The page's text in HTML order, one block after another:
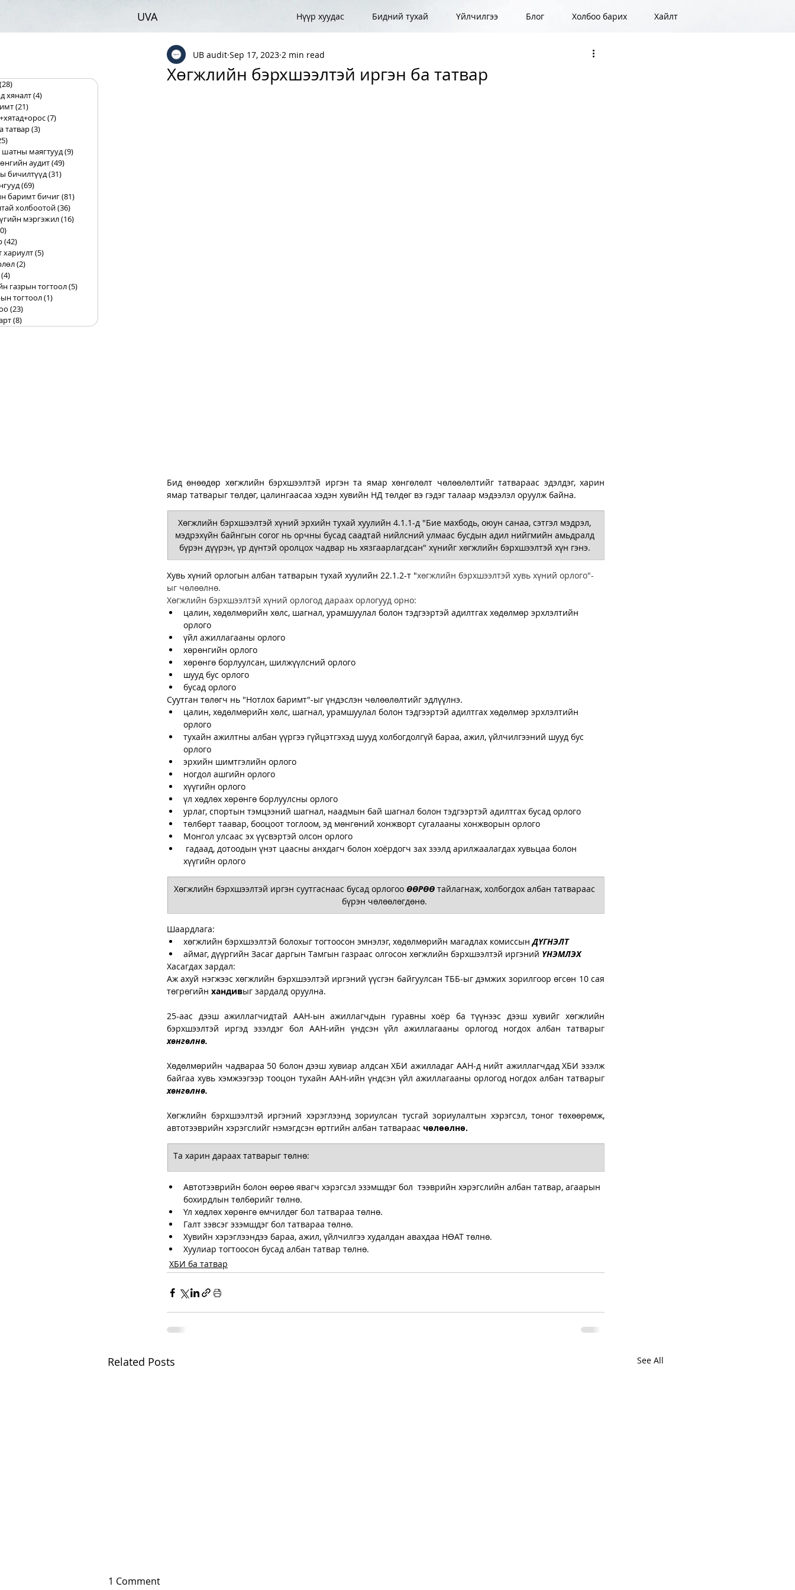
UVA Нүүр хуудас Бидний тухай Үйлчилгээ Блог Холбоо барих Хайлт
(28)
хяналт(4)
(21)
(7)
татвар(3)
шатны маягтууд(9)
аудит(49)
бичилтүүд(31)
(69)
баримт бичиг(81)
холбоотой(36)
мэргэжил(16)
(42)
хариулт(5)
(2)
(4)
газрын тогтоол(5)
тогтоол(1)
(23)
(8)
Хөгжлийн бэрхшээлтэй иргэн ба татвар
UB audit Sep 17, 2023 2 min read
Бид өнөөдөр хөгжлийн бэрхшээлтэй иргэн та ямар хөнгөлөлт чөлөөлөлтийг татвараас эдэлдэг, харин
ямар татварыг төлдөг, цалингаасаа хэдэн хувийн НД төлдөг вэ гэдэг талаар мэдээлэл оруулж байна.
Хөгжлийн бэрхшээлтэй хүний эрхийн тухай хуулийн 4.1.1-д "Бие махбодь, оюун санаа, сэтгэл мэдрэл,
мэдрэхүйн байнгын согог нь орчны бусад саадтай нийлсний улмаас бусдын адил нийгмийн амьдралд
бүрэн дүүрэн, үр дүнтэй оролцох чадвар нь хязгаарлагдсан" хүнийг хөгжлийн бэрхшээлтэй хүн гэнэ.
Хувь хүний орлогын албан татварын тухай хуулийн 22.1.2-т "хөгжлийн бэрхшээлтэй хувь хүний орлого"-
ыг чөлөөлнө.
Хөгжлийн бэрхшээлтэй хүний орлогод дараах орлогууд орно:
цалин, хөдөлмөрийн хөлс, шагнал, урамшуулал болон тэдгээртэй адилтгах хөдөлмөр эрхлэлтийн
орлого
үйл ажиллагааны орлого
хөрөнгийн орлого
хөрөнгө борлуулсан, шилжүүлсний орлого
шууд бус орлого
бусад орлого
Суутган төлөгч нь "Нотлох баримт"-ыг үндэслэн чөлөөлөлтийг эдлүүлнэ.
цалин, хөдөлмөрийн хөлс, шагнал, урамшуулал болон тэдгээртэй адилтгах хөдөлмөр эрхлэлтийн
орлого
тухайн ажилтны албан үүргээ гүйцэтгэхэд шууд холбогдолгүй бараа, ажил, үйлчилгээний шууд бус
орлого
эрхийн шимтгэлийн орлого
ногдол ашгийн орлого
хүүгийн орлого
үл хөдлөх хөрөнгө борлуулсны орлого
урлаг, спортын тэмцээний шагнал, наадмын бай шагнал болон тэдгээртэй адилтгах бусад орлого
төлбөрт таавар, бооцоот тоглоом, эд мөнгөний хонжворт сугалааны хонжворын орлого
Монгол улсаас эх үүсвэртэй олсон орлого
хүүгийн орлого
Хөгжлийн бэрхшээлтэй иргэн суутгаснаас бусад орлогоо ӨӨРӨӨ тайлагнаж, холбогдох албан татвараас
бүрэн чөлөөлөгдөнө.
Шаардлага:
хөгжлийн бэрхшээлтэй болохыг тогтоосон эмнэлэг, хөдөлмөрийн магадлах комиссын ДҮГНЭЛТ
аймаг, дүүргийн Засаг даргын Тамгын газраас олгосон хөгжлийн бэрхшээлтэй иргэний ҮНЭМЛЭХ
Хасагдах зардал:
Аж ахуй нэгжээс хөгжлийн бэрхшээлтэй иргэний үүсгэн байгуулсан ТББ-ыг дэмжих зорилгоор өгсөн 10 сая
төгрөгийн хандивыг зардалд оруулна.
25-аас дээш ажиллагчидтай ААН-ын ажиллагчдын гуравны хоёр ба түүнээс дээш хувийг хөгжлийн
хөнгөлнө.
Хөдөлмөрийн чадвараа 50 болон дээш хувиар алдсан ХБИ ажилладаг ААН-д нийт ажиллагчдад ХБИ эзэлж
хөнгөлнө.
Хөгжлийн бэрхшээлтэй иргэний хэрэглээнд зориулсан тусгай зориулалтын хэрэгсэл, тоног төхөөрөмж,
автотээврийн хэрэгслийг нэмэгдсэн өртгийн албан татвараас чөлөөлнө.
​Та харин дараах татварыг төлнө:
Автотээврийн болон өөрөө явагч хэрэгсэл эзэмшдэг бол  тээврийн хэрэгслийн албан татвар, агаарын
бохирдлын төлбөрийг төлнө.
Үл хөдлөх хөрөнгө өмчилдөг бол татвараа төлнө.
Галт зэвсэг эзэмшдэг бол татвараа төлнө.
Хувийн хэрэглээндээ бараа, ажил, үйлчилгээ худалдан авахдаа НӨАТ төлнө.
Хуулиар тогтоосон бусад албан татвар төлнө.
ХБИ ба татвар
Related Posts See All
1 Comment